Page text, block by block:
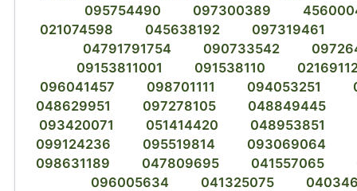
095754490
097300389
021074598
045638192
097319461
04791791754
090733542
09153811001
091538110
096041457
098701111 094053251
048629951
097278105
048849445
093420071
051414420
048953851
099124236
095519814
093069064
098631189
047809695 041557065
096005634
041325075